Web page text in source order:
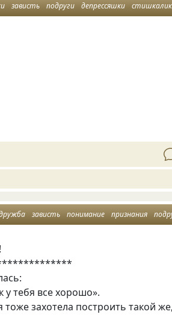
зависть подруги депрессяшки
зависть понимание признания
у тебя все хорошо».
захотела построить такой же,